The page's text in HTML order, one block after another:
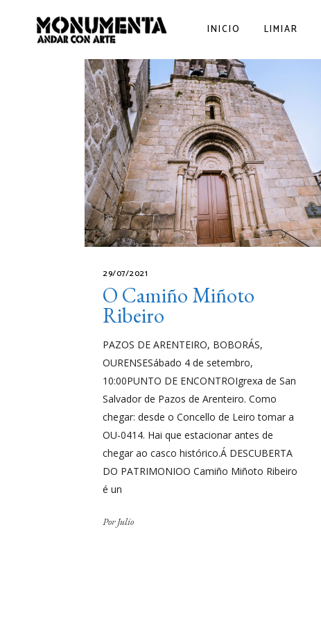
INICIO LIMIAR
29/07/2021
O Camiño Miñoto
Ribeiro
PAZOS DE ARENTEIRO, BOBORÁS,
OURENSESábado 4 de setembro,
10:00PUNTO DE ENCONTROIgrexa de San
Salvador de Pazos de Arenteiro. Como
chegar: desde o Concello de Leiro tomar a
OU-0414. Hai que estacionar antes de
chegar ao casco histórico.Á DESCUBERTA
DO PATRIMONIOO Camiño Miñoto Ribeiro
é un
Por Julio